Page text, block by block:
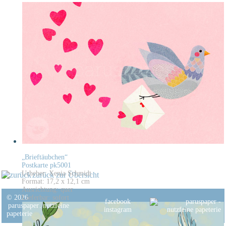
„Brieftäubchen“
Postkarte pk5001
Urheber: Xenia Schmidt
Format: 17,2 x 12,1 cm
Ausrichtung: quer
Lieferbar: sofort
zurück zur Übersicht
© 2026
paruspaper. nutzfeine
papeterie
facebook
instagram